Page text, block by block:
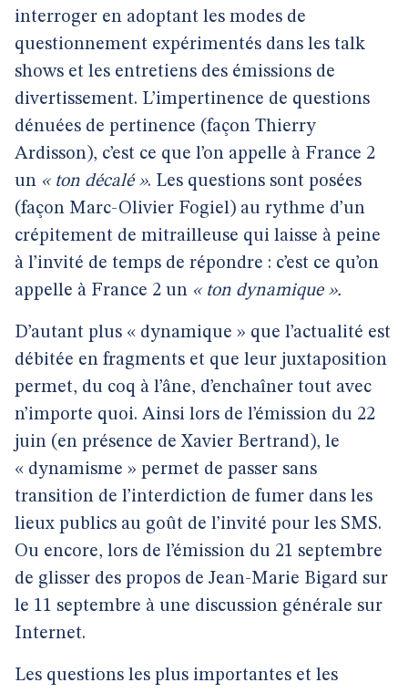
interroger en adoptant les modes de
questionnement expérimentés dans les talk
shows et les entretiens des émissions de
divertissement. L’impertinence de questions
dénuées de pertinence (façon Thierry
Ardisson), c’est ce que l’on appelle à France 2
un « ton décalé ». Les questions sont posées
(façon Marc-Olivier Fogiel) au rythme d’un
crépitement de mitrailleuse qui laisse à peine
à l’invité de temps de répondre : c’est ce qu’on
appelle à France 2 un « ton dynamique ».
D’autant plus « dynamique » que l’actualité est
débitée en fragments et que leur juxtaposition
permet, du coq à l’âne, d’enchaîner tout avec
n’importe quoi. Ainsi lors de l’émission du 22
juin (en présence de Xavier Bertrand), le
« dynamisme » permet de passer sans
transition de l’interdiction de fumer dans les
lieux publics au goût de l’invité pour les SMS.
Ou encore, lors de l’émission du 21 septembre
de glisser des propos de Jean-Marie Bigard sur
le 11 septembre à une discussion générale sur
Internet.
Les questions les plus importantes et les